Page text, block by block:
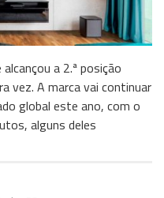
a 2.ª posição
vez. A marca vai continuar
global este ano, com o
alguns deles